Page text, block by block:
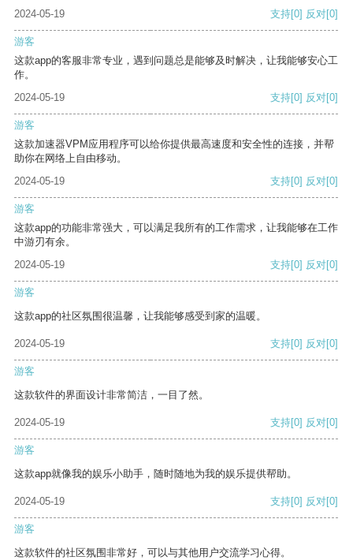
2024-05-19
支持[0] 反对[0]
游客
这款app的客服非常专业，遇到问题总是能够及时解决，让我能够安心工
作。
2024-05-19
支持[0] 反对[0]
游客
这款加速器VPM应用程序可以给你提供最高速度和安全性的连接，并帮
助你在网络上自由移动。
2024-05-19
支持[0] 反对[0]
游客
这款app的功能非常强大，可以满足我所有的工作需求，让我能够在工作
中游刃有余。
2024-05-19
支持[0] 反对[0]
游客
这款app的社区氛围很温馨，让我能够感受到家的温暖。
2024-05-19 支持[0] 反对[0]
游客
这款软件的界面设计非常简洁，一目了然。
2024-05-19 支持[0] 反对[0]
游客
这款app就像我的娱乐小助手，随时随地为我的娱乐提供帮助。
2024-05-19 支持[0] 反对[0]
游客
这款软件的社区氛围非常好，可以与其他用户交流学习心得。